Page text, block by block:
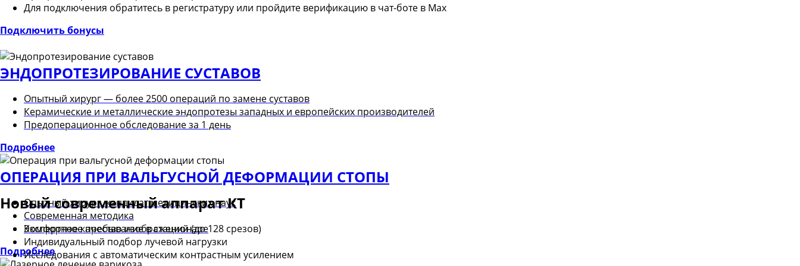
Для подключения обратитесь в регистратуру или пройдите верификацию в чат-боте в Max
Подключить бонусы
ЭНДОПРОТЕЗИРОВАНИЕ СУСТАВОВ
Опытный хирург — более 2500 операций по замене суставов
Керамические и металлические эндопротезы западных и европейских производителей
Предоперационное обследование за 1 день
Подробнее
ОПЕРАЦИЯ ПРИ ВАЛЬГУСНОЙ ДЕФОРМАЦИИ СТОПЫ
Опытный хирург, кандидат медицинских наук
Современная методика
Комфортное пребывание в стационаре
Подробнее
Новый современный аппарат КТ
Экспертное качество изображений (до 128 срезов)
Индивидуальный подбор лучевой нагрузки
Исследования с автоматическим контрастным усилением